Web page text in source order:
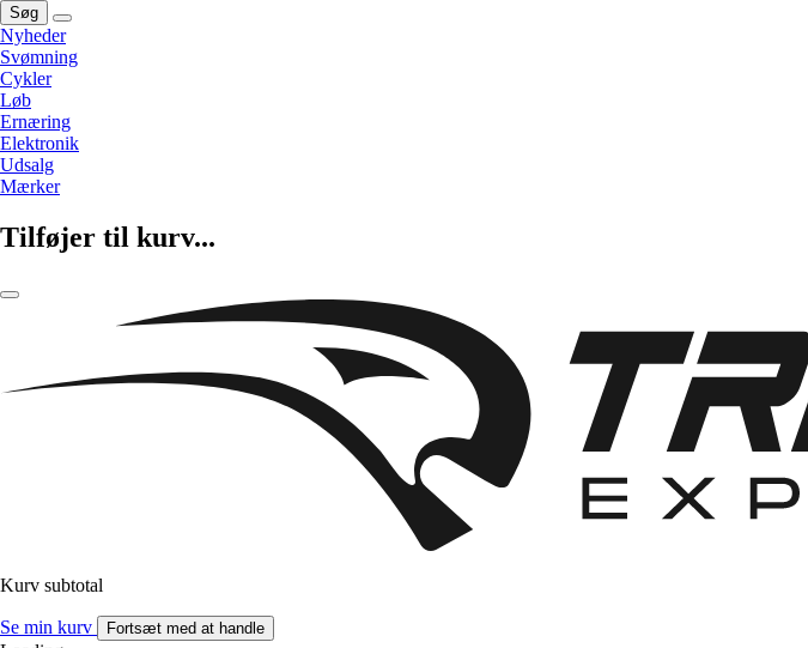
Søg
Nyheder
Svømning
Cykler
Løb
Ernæring
Elektronik
Udsalg
Mærker
Tilføjer til kurv...
Kurv subtotal
Se min kurv Fortsæt med at handle